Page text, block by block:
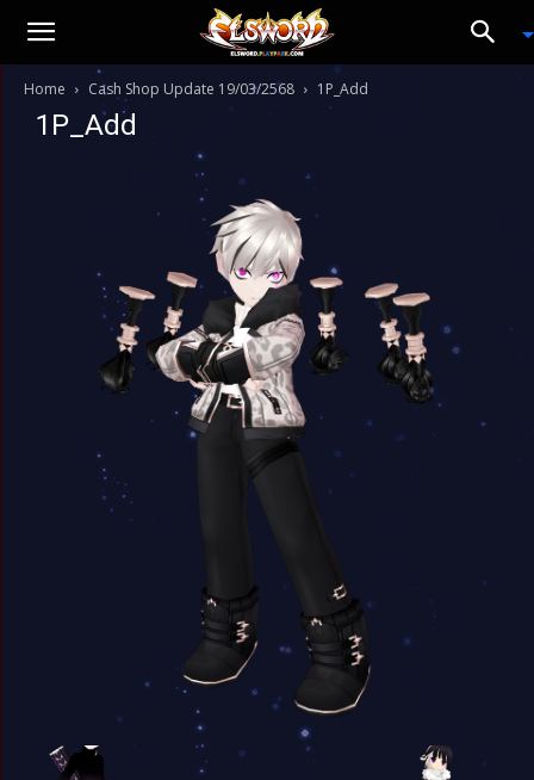
Home Cash Shop Update 19/03/2568 1P_Add
1P_Add